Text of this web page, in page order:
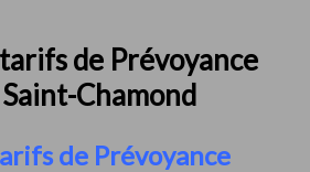
de Prévoyance
Chamond
de Prévoyance